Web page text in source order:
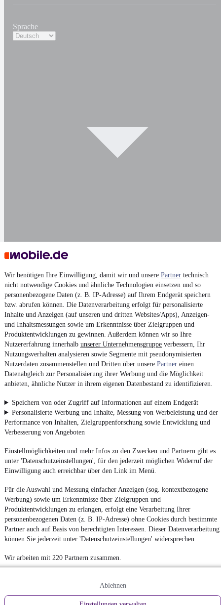
Wir benötigen Ihre Einwilligung, damit wir und unsere Partner technisch
nicht notwendige Cookies und ähnliche Technologien einsetzen und so
personenbezogene Daten (z. B. IP-Adresse) auf Ihrem Endgerät speichern
bzw. abrufen können. Die Datenverarbeitung erfolgt für personalisierte
Inhalte und Anzeigen (auf unseren und dritten Websites/Apps), Anzeigen-
und Inhaltsmessungen sowie um Erkenntnisse über Zielgruppen und
Produktentwicklungen zu gewinnen. Außerdem können wir so Ihre
Nutzererfahrung innerhalb unserer Unternehmensgruppe verbessern, Ihr
Nutzungsverhalten analysieren sowie Segmente mit pseudonymisierten
Nutzerdaten zusammenstellen und Dritten über unsere Partner einen
Datenabgleich zur Personalisierung ihrer Werbung und die Möglichkeit
anbieten, ähnliche Nutzer in ihrem eigenen Datenbestand zu identifizieren.
Speichern von oder Zugriff auf Informationen auf einem Endgerät
Personalisierte Werbung und Inhalte, Messung von Werbeleistung und der
Performance von Inhalten, Zielgruppenforschung sowie Entwicklung und
Verbesserung von Angeboten
Einstellmöglichkeiten und mehr Infos zu den Zwecken und Partnern gibt es
unter 'Datenschutzeinstellungen', für den jederzeit möglichen Widerruf der
Einwilligung auch erreichbar über den Link im Menü.
Für die Auswahl und Messung einfacher Anzeigen (sog. kontextbezogene
Werbung) sowie um Erkenntnisse über Zielgruppen und
Produktentwicklungen zu erlangen, erfolgt eine Verarbeitung Ihrer
personenbezogenen Daten (z. B. IP-Adresse) ohne Cookies durch bestimmte
Partner auch auf Basis von berechtigten Interessen. Dieser Datenverarbeitung
können Sie jederzeit unter 'Datenschutzeinstellungen' widersprechen.
Wir arbeiten mit 220 Partnern zusammen.
Ablehnen
Sprache